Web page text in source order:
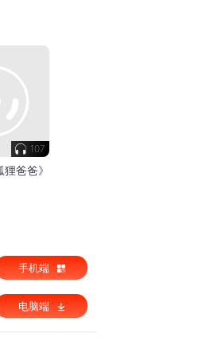
107
狸爸爸》
手机端
电脑端